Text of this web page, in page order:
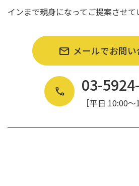
インまで親身になってご提案させて
メールでお問
03-
［平日 10:00〜